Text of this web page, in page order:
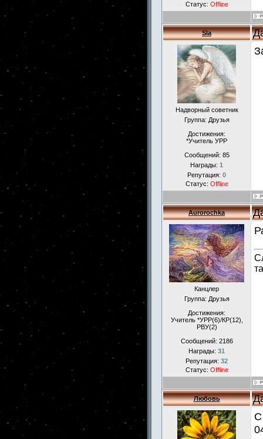
Статус: Offline
Sla
Надворный советник
Группа: Друзья
Достижения:
*Учитель УРР
Сообщений: 85
Награды: 1
Репутация: 0
Статус: Offline
Aurorochka
Канцлер
Группа: Друзья
Достижения:
Учитель *УРР(6)/КР(12),
РВУ(2)
Сообщений: 2186
Награды: 31
Репутация: 32
Статус: Offline
Любовь
С